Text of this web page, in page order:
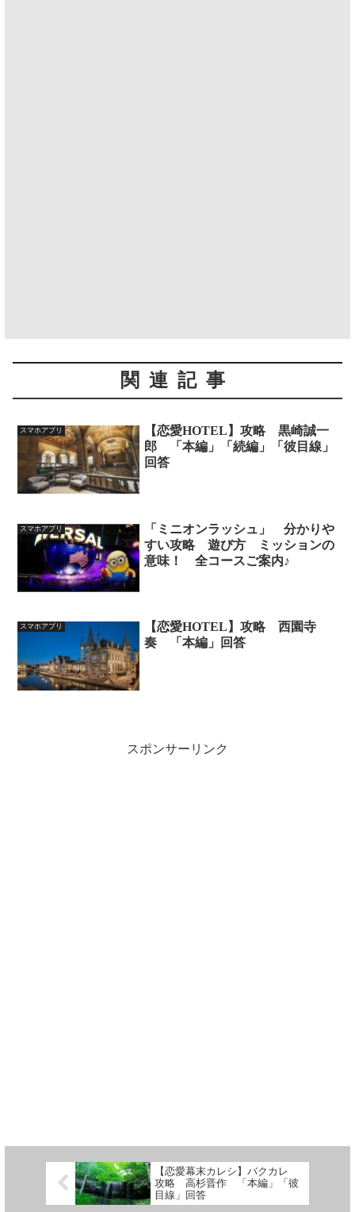
関連記事
スマホアプリ
【恋愛HOTEL】攻略 黒崎誠一
郎 「本編」「続編」「彼目線」
回答
スマホアプリ
「ミニオンラッシュ」 分かりや
すい攻略 遊び方 ミッションの
意味！ 全コースご案内♪
スマホアプリ
【恋愛HOTEL】攻略 西園寺
奏 「本編」回答
スポンサーリンク
【恋愛幕末カレシ】バクカレ
攻略 高杉晋作 「本編」「彼
目線」回答